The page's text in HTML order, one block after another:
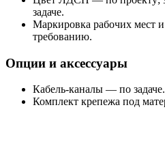
задаче.
Маркировка рабочих мест
требованию.
Опции и аксессуары
Кабель‑каналы — по задаче.
Комплект крепежа под